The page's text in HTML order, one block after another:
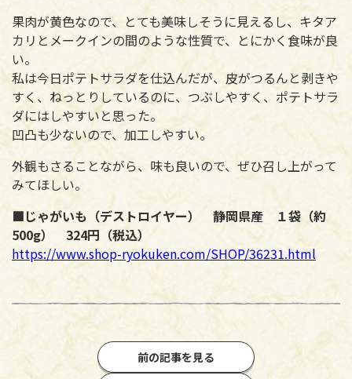
果肉が黄色なので、とても美味しそうに見えるし、キタア
カリとメークインの間のような性質で、とにかく食味が良
い。
私は今日ポテトサラダを仕込んだが、皮がつるんと剥きや
すく、ねっとりしているのに、つぶしやすく、ポテトサラ
ダにはしやすいと思った。
凹凸も少ないので、加工しやすい。
外観もさることながら、味も良いので、ぜひ召し上がって
みてほしい。
■じゃがいも（デストロイヤー） 静岡県産 １袋（約
500g） 324円（税込）
https://www.shop-ryokuken.com/SHOP/36231.html
前の記事を見る